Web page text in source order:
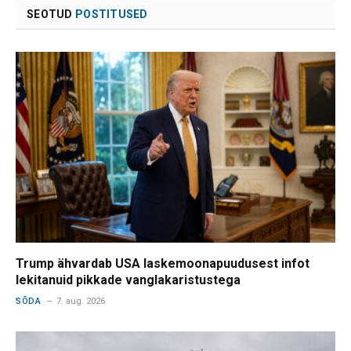
SEOTUD POSTITUSED
Trump ähvardab USA laskemoonapuudusest infot
lekitanuid pikkade vanglakaristustega
SÕDA 7. aug. 2026